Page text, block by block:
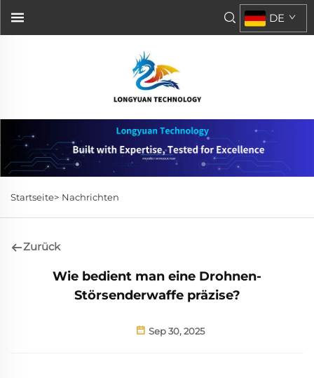
DE
Startseite> Nachrichten
Zurück
Wie bedient man eine Drohnen-
Störsenderwaffe präzise?
Sep 30, 2025